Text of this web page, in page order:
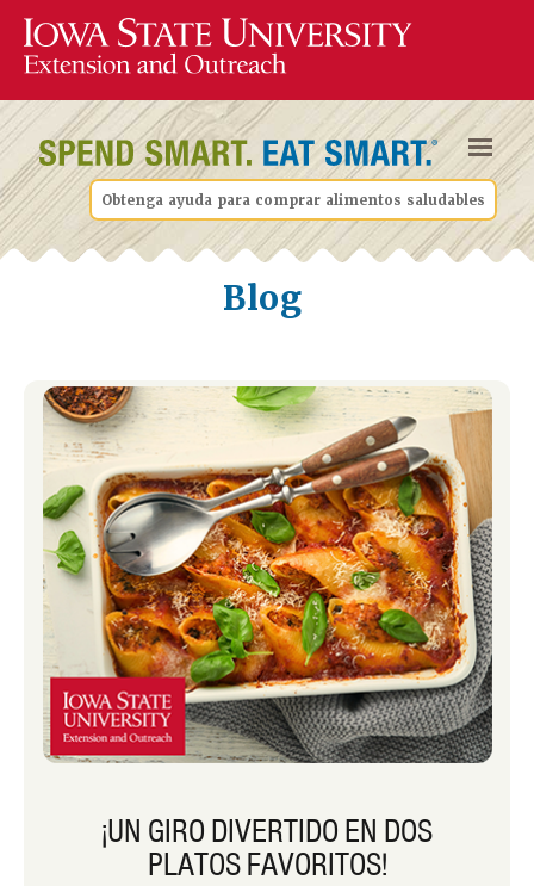
Obtenga ayuda para comprar alimentos saludables
Blog
¡UN GIRO DIVERTIDO EN DOS
PLATOS FAVORITOS!